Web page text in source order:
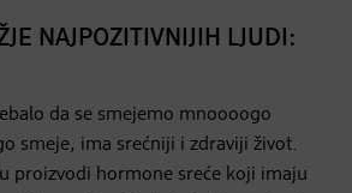
NAJPOZITIVNIJIH LJUDI:
da se smejemo mnoooogo
smeje, ima srećniji i zdraviji život.
proizvodi hormone sreće koji imaju